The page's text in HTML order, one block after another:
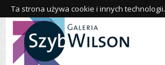
Ta strona używa cookie i innych